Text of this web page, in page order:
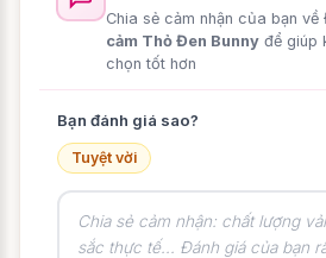
Chia sẻ cảm nhận của bạn về
cảm Thỏ Đen Bunny để giúp
chọn tốt hơn
Bạn đánh giá sao?
Tuyệt vời